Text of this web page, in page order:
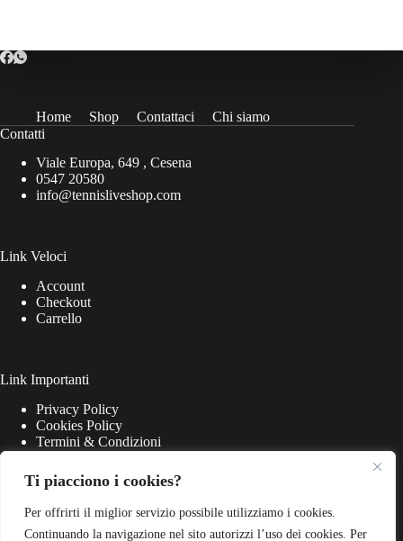
Ti piacciono i cookies?
Per offrirti il miglior servizio possibile utilizziamo i cookies.
Continuando la navigazione nel sito autorizzi l’uso dei cookies. Per
Home Shop Contattaci
Chi siamo
Contatti
Viale Europa, 649 , Cesena
0547 20580
info@tennisliveshop.com
Link Veloci
Account
Checkout
Carrello
Link Importanti
Privacy Policy
Cookies Policy
Termini & Condizioni